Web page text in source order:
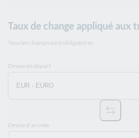
Taux de change appliqué aux
Tous les champs sont obligatoires
Devise de départ
Devise d'arrivée